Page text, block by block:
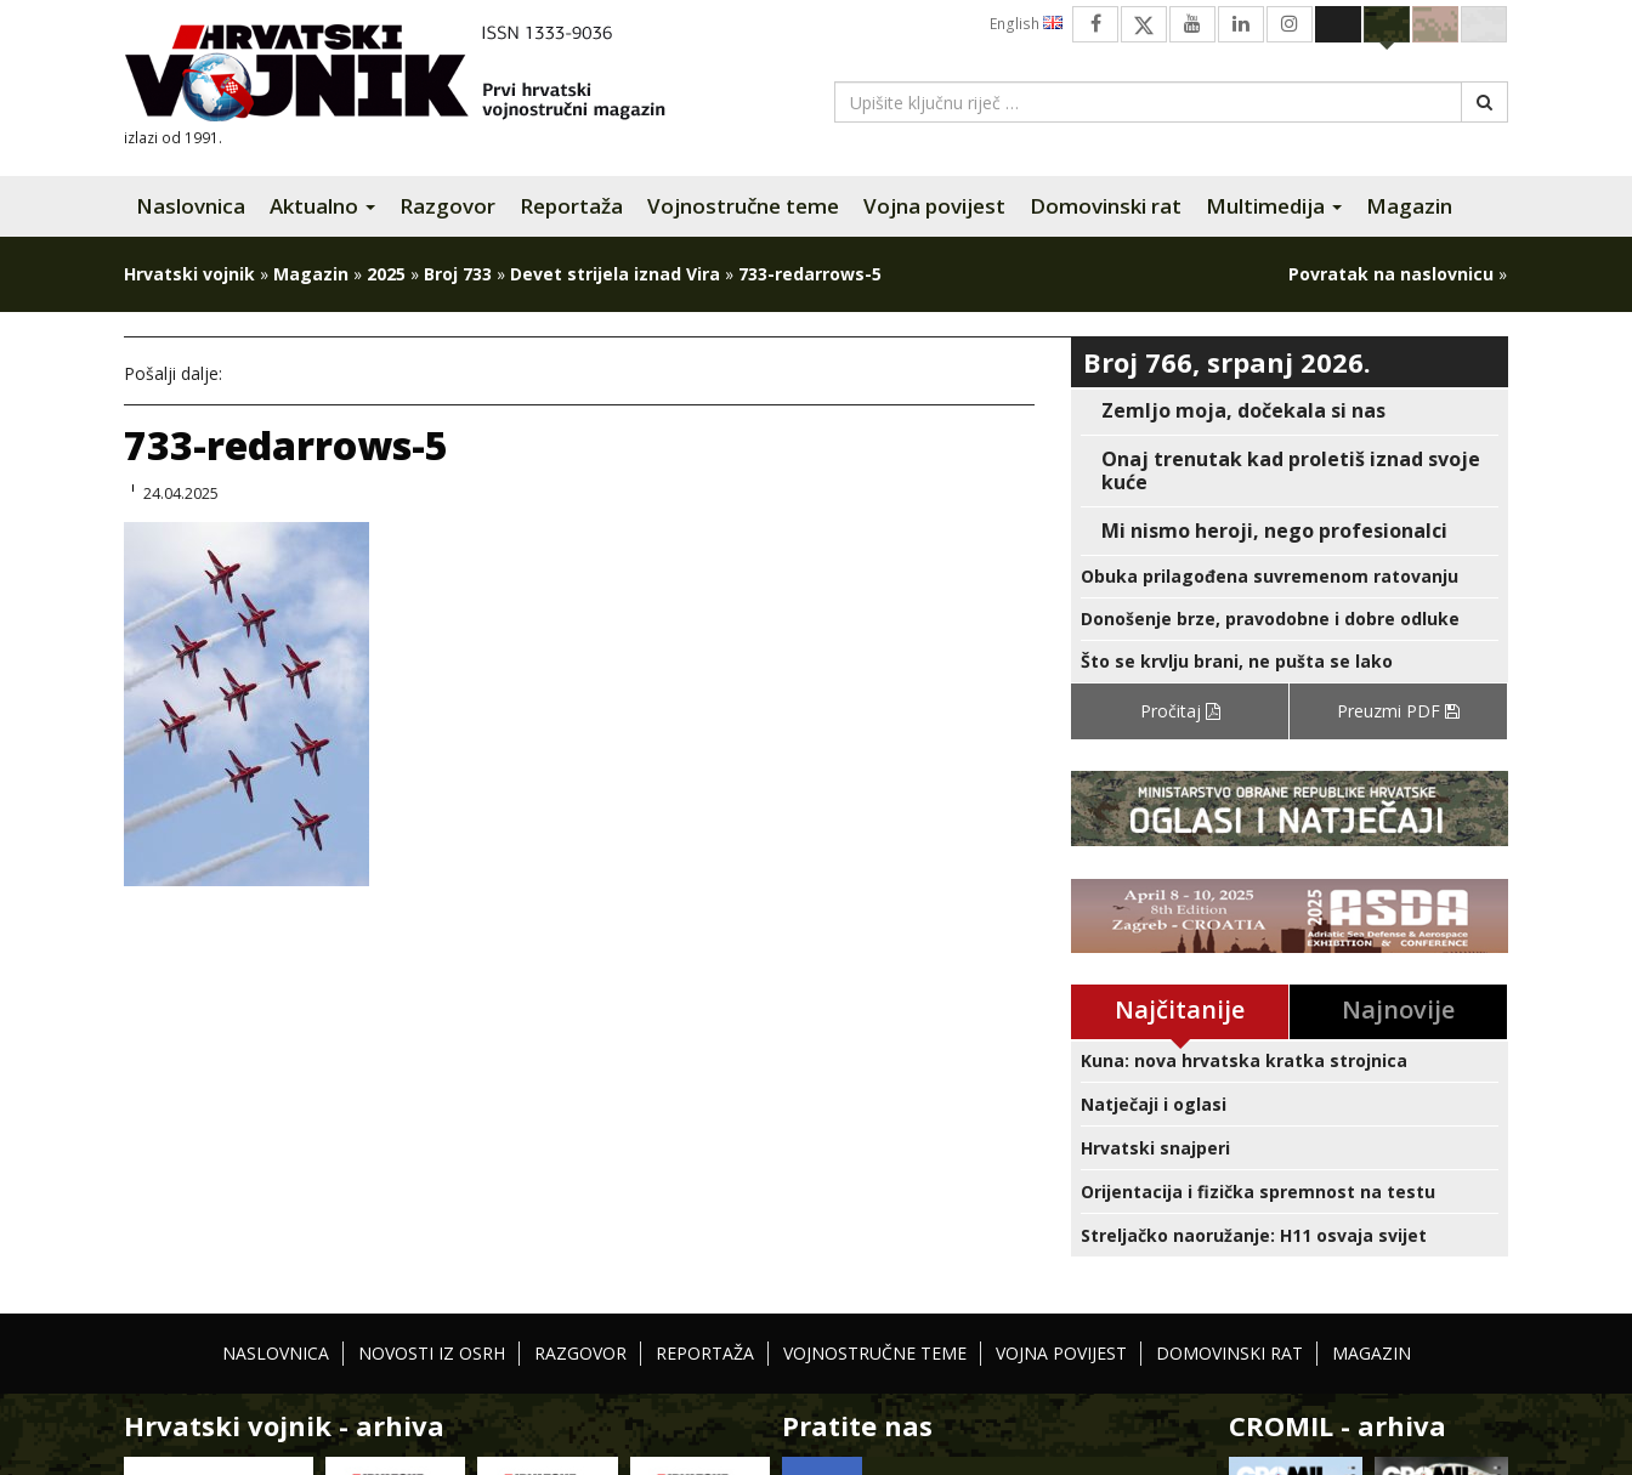
izlazi od 1991.
English
Naslovnica Aktualno Razgovor Reportaža Vojnostručne teme Vojna povijest Domovinski rat Multimedija Magazin
Hrvatski vojnik » Magazin » 2025 » Broj 733 » Devet strijela iznad Vira » 733-redarrows-5 Povratak na naslovnicu »
Pošalji dalje:
733-redarrows-5
24.04.2025
Broj 766, srpanj 2026.
Zemljo moja, dočekala si nas
Onaj trenutak kad proletiš iznad svoje
kuće
Mi nismo heroji, nego profesionalci
Obuka prilagođena suvremenom ratovanju
Donošenje brze, pravodobne i dobre odluke
Što se krvlju brani, ne pušta se lako
Pročitaj Preuzmi PDF
Najčitanije Najnovije
Kuna: nova hrvatska kratka strojnica
Natječaji i oglasi
Hrvatski snajperi
Orijentacija i fizička spremnost na testu
Streljačko naoružanje: H11 osvaja svijet
NASLOVNICA NOVOSTI IZ OSRH RAZGOVOR REPORTAŽA VOJNOSTRUČNE TEME VOJNA POVIJEST DOMOVINSKI RAT MAGAZIN
Hrvatski vojnik - arhiva Pratite nas CROMIL - arhiva